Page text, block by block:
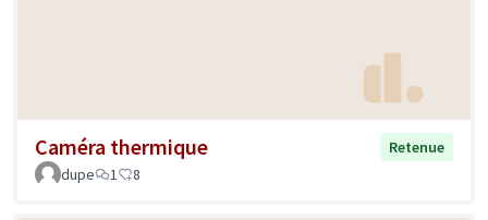
Caméra thermique
Retenue
dupe
1 8